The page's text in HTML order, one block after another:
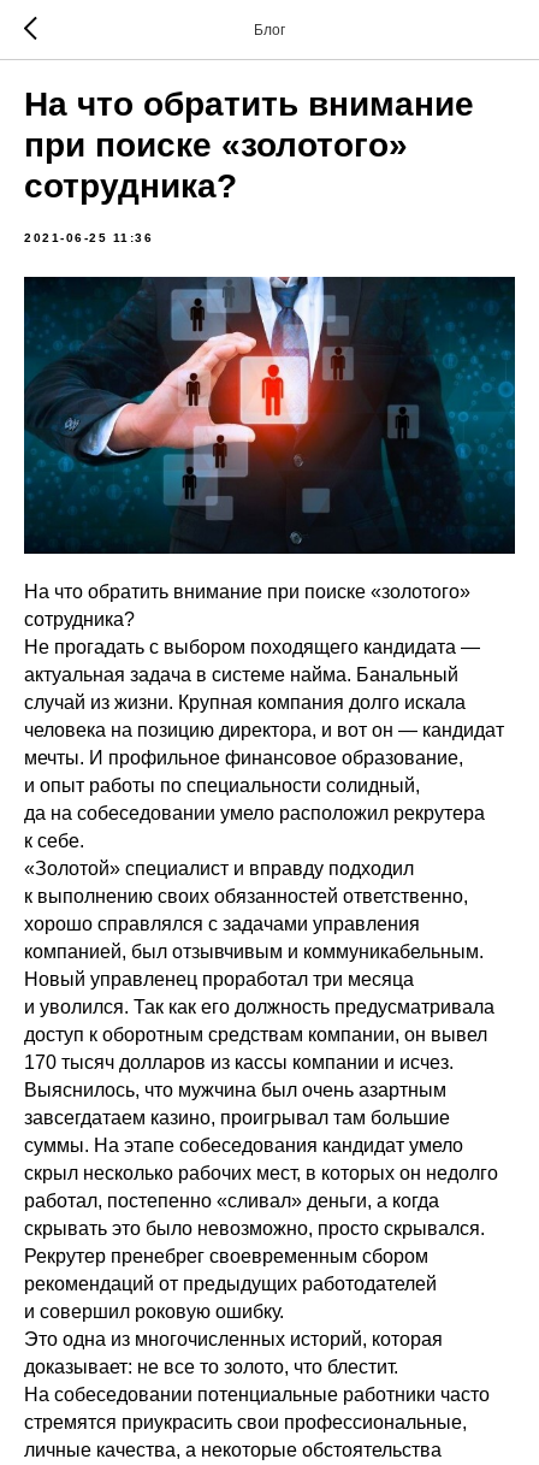
Блог
На что обратить внимание
при поиске «золотого»
сотрудника?
2021-06-25 11:36
На что обратить внимание при поиске «золотого»
сотрудника?
Не прогадать с выбором походящего кандидата —
актуальная задача в системе найма. Банальный
случай из жизни. Крупная компания долго искала
человека на позицию директора, и вот он — кандидат
мечты. И профильное финансовое образование,
и опыт работы по специальности солидный,
да на собеседовании умело расположил рекрутера
к себе.
«Золотой» специалист и вправду подходил
к выполнению своих обязанностей ответственно,
хорошо справлялся с задачами управления
компанией, был отзывчивым и коммуникабельным.
Новый управленец проработал три месяца
и уволился. Так как его должность предусматривала
доступ к оборотным средствам компании, он вывел
170 тысяч долларов из кассы компании и исчез.
Выяснилось, что мужчина был очень азартным
завсегдатаем казино, проигрывал там большие
суммы. На этапе собеседования кандидат умело
скрыл несколько рабочих мест, в которых он недолго
работал, постепенно «сливал» деньги, а когда
скрывать это было невозможно, просто скрывался.
Рекрутер пренебрег своевременным сбором
рекомендаций от предыдущих работодателей
и совершил роковую ошибку.
Это одна из многочисленных историй, которая
доказывает: не все то золото, что блестит.
На собеседовании потенциальные работники часто
стремятся приукрасить свои профессиональные,
личные качества, а некоторые обстоятельства